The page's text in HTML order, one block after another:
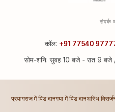
संपर्क
कॉल: +91 77540
सोम-शनि: सुबह 10 बजे - रात 9 बजे
प्रयागराज में पिंड दानगया में पिंड दानअस्थि